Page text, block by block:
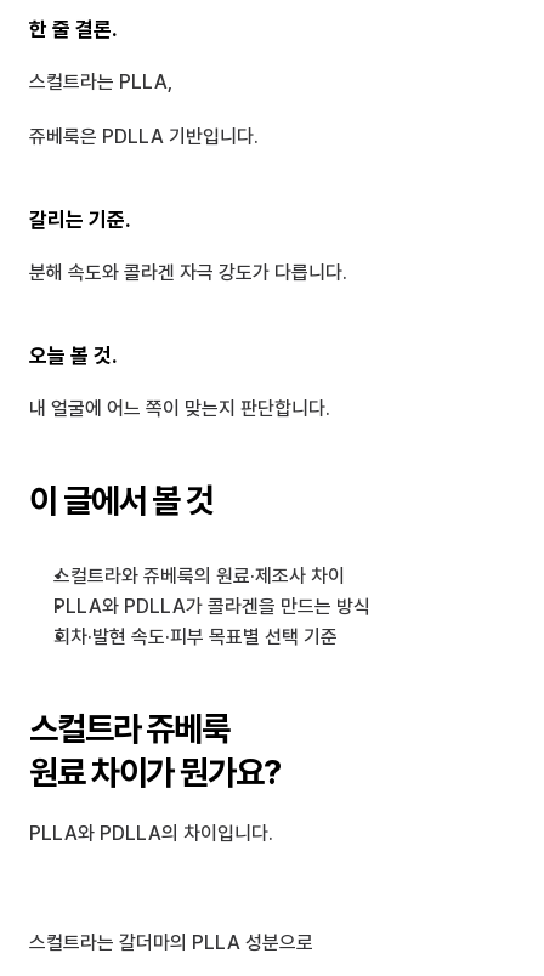
한 줄 결론.
스컬트라는 PLLA,
쥬베룩은 PDLLA 기반입니다.
갈리는 기준.
분해 속도와 콜라겐 자극 강도가 다릅니다.
오늘 볼 것.
내 얼굴에 어느 쪽이 맞는지 판단합니다.
이 글에서 볼 것
스컬트라와 쥬베룩의 원료·제조사 차이
PLLA와 PDLLA가 콜라겐을 만드는 방식
회차·발현 속도·피부 목표별 선택 기준
스컬트라 쥬베룩
원료 차이가 뭔가요?
PLLA와 PDLLA의 차이입니다.
스컬트라는 갈더마의 PLLA 성분으로